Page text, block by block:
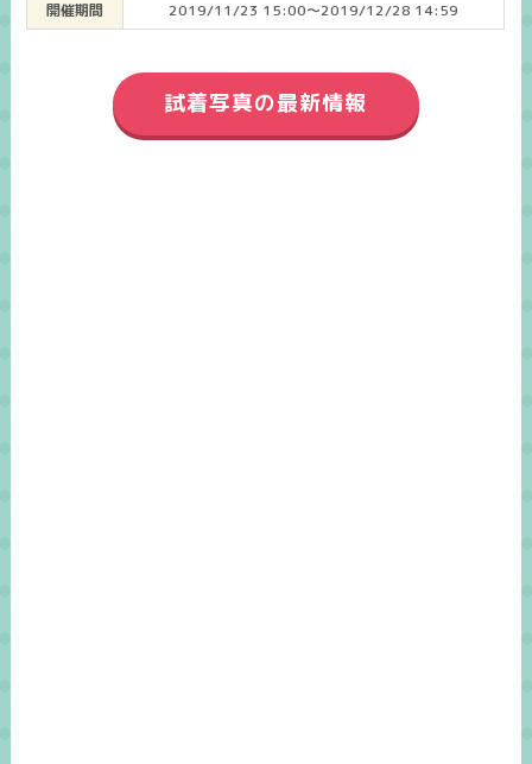
開催期間 2019/11/23 15:00～2019/12/28 14:59
試着写真の最新情報